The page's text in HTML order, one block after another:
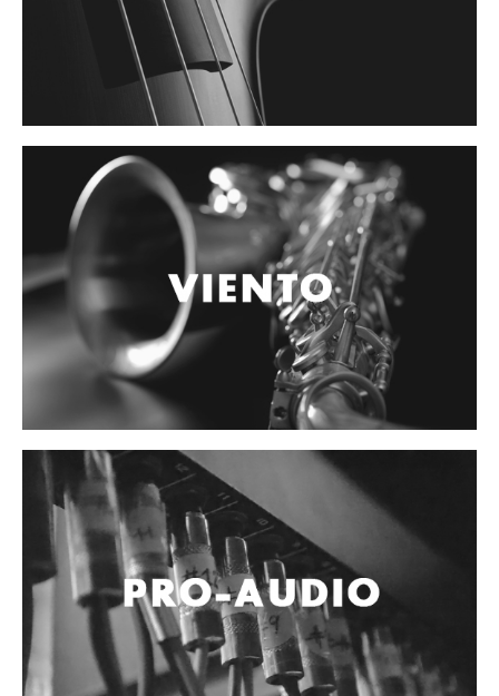
Maquinas de humo y escenario
Controladores
Accesorios
Instrumento
Micrófono
Sonido
Video y USB
Espigas y conectores
Accesorios
Otros Instrumentos de Cuerdas
Ukulele
Mandolina
Mariachi